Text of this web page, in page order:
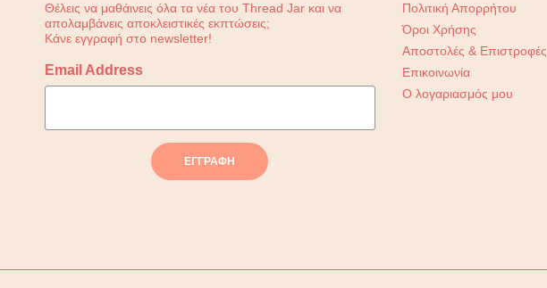
Θέλεις να μαθάινεις όλα τα νέα του Thread Jar και να
απολαμβάνεις αποκλειστικές εκπτώσεις;
Κάνε εγγραφή στο newsletter!
Email Address
Πολιτική Απορρήτου
Όροι Χρήσης
Αποστολές & Επιστροφές
Επικοινωνία
Ο λογαριασμός μου